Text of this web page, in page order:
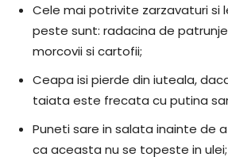
Cele mai potrivite zarzavaturi si
peste sunt: radacina de
morcovii si cartofii;
Ceapa isi pierde din iuteala,
taiata este frecata cu putina
Puneti sare in salata inainte de
ca aceasta nu se topeste in ulei;